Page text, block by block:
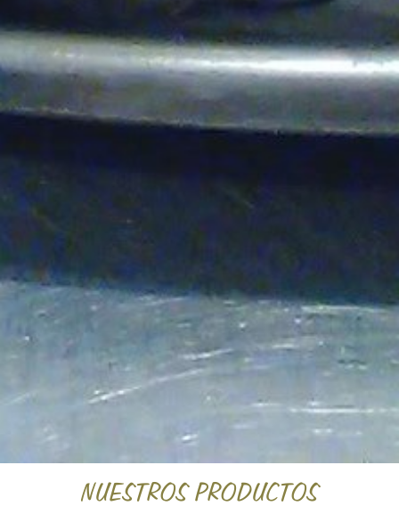
NUESTROS PRODUCTOS